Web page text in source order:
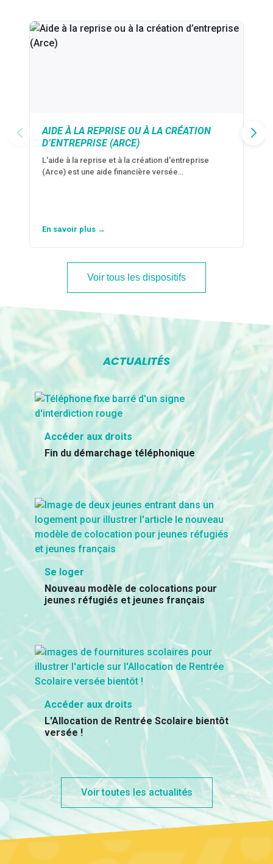
AIDE À LA REPRISE OU À LA CRÉATION
D’ENTREPRISE (ARCE)
L'aide à la reprise et à la création d'entreprise
(Arce) est une aide financière versée…
En savoir plus →
Voir tous les dispositifs
ACTUALITÉS
Accéder aux droits
Fin du démarchage téléphonique
Se loger
Nouveau modèle de colocations pour
jeunes réfugiés et jeunes français
Accéder aux droits
L'Allocation de Rentrée Scolaire bientôt
versée !
Voir toutes les actualités